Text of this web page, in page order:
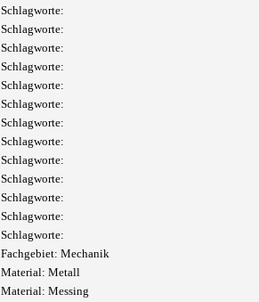
Schlagworte:
Schlagworte:
Schlagworte:
Schlagworte:
Schlagworte:
Schlagworte:
Schlagworte:
Schlagworte:
Schlagworte:
Schlagworte:
Schlagworte:
Schlagworte:
Schlagworte:
Fachgebiet: Mechanik
Material: Metall
Material: Messing